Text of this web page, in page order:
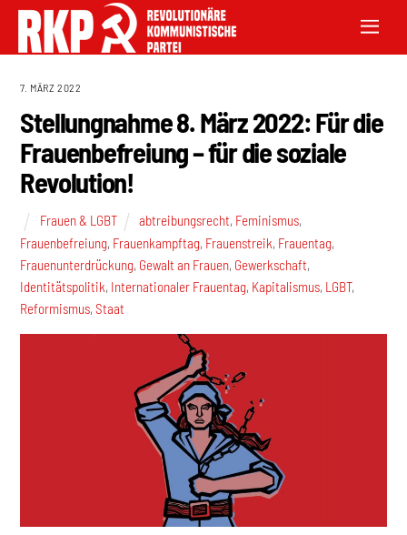
7. MÄRZ 2022
Stellungnahme 8. März 2022: Für die
Frauenbefreiung – für die soziale
Revolution!
Frauen & LGBT abtreibungsrecht, Feminismus,
Frauenbefreiung, Frauenkampftag, Frauenstreik, Frauentag,
Frauenunterdrückung, Gewalt an Frauen, Gewerkschaft,
Identitätspolitik, Internationaler Frauentag, Kapitalismus, LGBT,
Reformismus,Staat